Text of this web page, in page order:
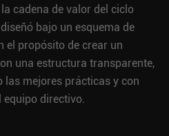
cadena de valor del ciclo
bajo un esquema de
el propósito de crear un
una estructura transparente,
las mejores prácticas y con
equipo directivo.